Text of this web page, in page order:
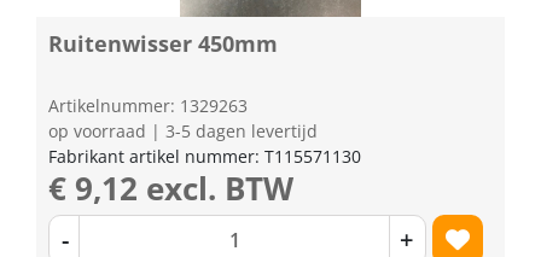
Ruitenwisser 450mm
Artikelnummer: 1329263
op voorraad | 3-5 dagen levertijd
Fabrikant artikel nummer: T115571130
€ 9,12 excl. BTW
- +